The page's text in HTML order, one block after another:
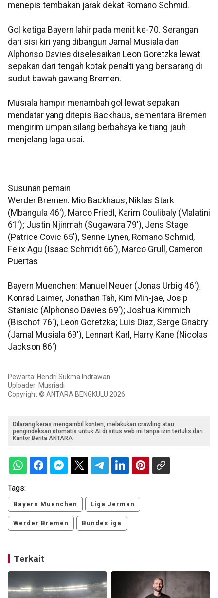
menepis tembakan jarak dekat Romano Schmid.
Gol ketiga Bayern lahir pada menit ke-70. Serangan
dari sisi kiri yang dibangun Jamal Musiala dan
Alphonso Davies diselesaikan Leon Goretzka lewat
sepakan dari tengah kotak penalti yang bersarang di
sudut bawah gawang Bremen.
Musiala hampir menambah gol lewat sepakan
mendatar yang ditepis Backhaus, sementara Bremen
mengirim umpan silang berbahaya ke tiang jauh
menjelang laga usai.
Susunan pemain
Werder Bremen: Mio Backhaus; Niklas Stark
(Mbangula 46'), Marco Friedl, Karim Coulibaly (Malatini
61'); Justin Njinmah (Sugawara 79'), Jens Stage
(Patrice Covic 65'), Senne Lynen, Romano Schmid,
Felix Agu (Isaac Schmidt 66'), Marco Grull, Cameron
Puertas
Bayern Muenchen: Manuel Neuer (Jonas Urbig 46');
Konrad Laimer, Jonathan Tah, Kim Min-jae, Josip
Stanisic (Alphonso Davies 69'); Joshua Kimmich
(Bischof 76'), Leon Goretzka; Luis Diaz, Serge Gnabry
(Jamal Musiala 69'), Lennart Karl, Harry Kane (Nicolas
Jackson 86')
Pewarta: Hendri Sukma Indrawan
Uploader: Musriadi
Copyright © ANTARA BENGKULU 2026
Dilarang keras mengambil konten, melakukan crawling atau
pengindeksan otomatis untuk AI di situs web ini tanpa izin tertulis dari
Kantor Berita ANTARA.
Tags:
Bayern Muenchen Liga Jerman
Werder Bremen Bundesliga
Terkait